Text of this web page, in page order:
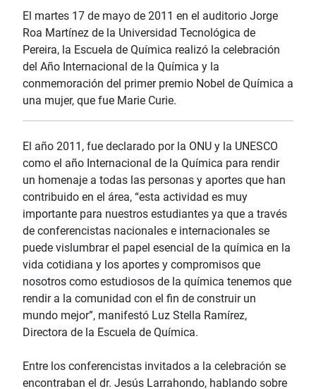
El martes 17 de mayo de 2011 en el auditorio Jorge
Roa Martínez de la Universidad Tecnológica de
Pereira, la Escuela de Química realizó la celebración
del Año Internacional de la Química y la
conmemoración del primer premio Nobel de Química a
una mujer, que fue Marie Curie.
El año 2011, fue declarado por la ONU y la UNESCO
como el año Internacional de la Química para rendir
un homenaje a todas las personas y aportes que han
contribuido en el área, “esta actividad es muy
importante para nuestros estudiantes ya que a través
de conferencistas nacionales e internacionales se
puede vislumbrar el papel esencial de la química en la
vida cotidiana y los aportes y compromisos que
nosotros como estudiosos de la química tenemos que
rendir a la comunidad con el fin de construir un
mundo mejor”, manifestó Luz Stella Ramírez,
Directora de la Escuela de Química.
Entre los conferencistas invitados a la celebración se
encontraban el dr. Jesús Larrahondo, hablando sobre